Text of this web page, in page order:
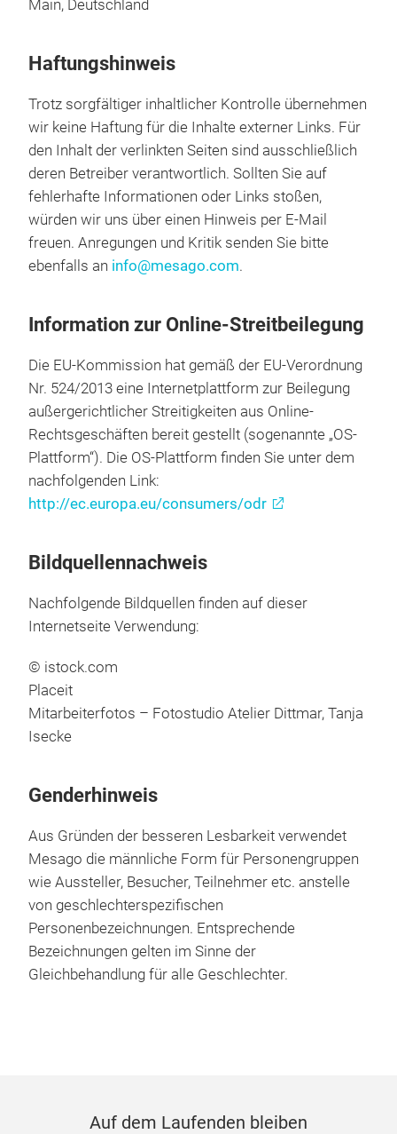
Main, Deutschland
Haftungshinweis
Trotz sorgfältiger inhaltlicher Kontrolle übernehmen
wir keine Haftung für die Inhalte externer Links. Für
den Inhalt der verlinkten Seiten sind ausschließlich
deren Betreiber verantwortlich. Sollten Sie auf
fehlerhafte Informationen oder Links stoßen,
würden wir uns über einen Hinweis per E-Mail
freuen. Anregungen und Kritik senden Sie bitte
ebenfalls an info@mesago.com.
Information zur Online-Streitbeilegung
Die EU-Kommission hat gemäß der EU-Verordnung
Nr. 524/2013 eine Internetplattform zur Beilegung
außergerichtlicher Streitigkeiten aus Online-
Rechtsgeschäften bereit gestellt (sogenannte „OS-
Plattform“). Die OS-Plattform finden Sie unter dem
nachfolgenden Link:
http://ec.europa.eu/consumers/odr
Bildquellennachweis
Nachfolgende Bildquellen finden auf dieser
Internetseite Verwendung:
© istock.com
Placeit
Mitarbeiterfotos – Fotostudio Atelier Dittmar, Tanja
Isecke
Genderhinweis
Aus Gründen der besseren Lesbarkeit verwendet
Mesago die männliche Form für Personengruppen
wie Aussteller, Besucher, Teilnehmer etc. anstelle
von geschlechterspezifischen
Personenbezeichnungen. Entsprechende
Bezeichnungen gelten im Sinne der
Gleichbehandlung für alle Geschlechter.
Auf dem Laufenden bleiben